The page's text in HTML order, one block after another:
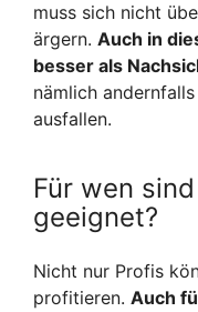
muss sich nicht
ärgern. Auch in
besser als
nämlich
ausfallen.
Für wen
geeignet?
Nicht nur Profis
profitieren. Auch